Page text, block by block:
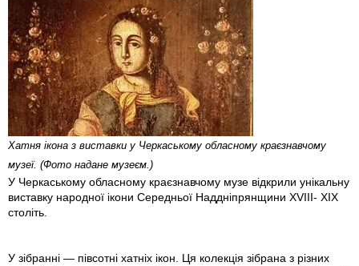
Хатня ікона з виставки у Черкаському обласному краєзнавчому
музеї. (Фото надане музеєм.)
У Черкаському обласному краєзнавчому музе відкрили унікальну
виставку народної ікони Середньої Наддніпрянщини XVIII- XIX
століть.
У зібранні — півсотні хатніх ікон. Ця колекція зібрана з різних